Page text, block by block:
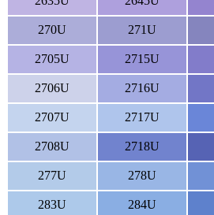
270U 271U
2705U 2715U
2706U 2716U
2707U 2717U
2708U 2718U
277U 278U
283U 284U